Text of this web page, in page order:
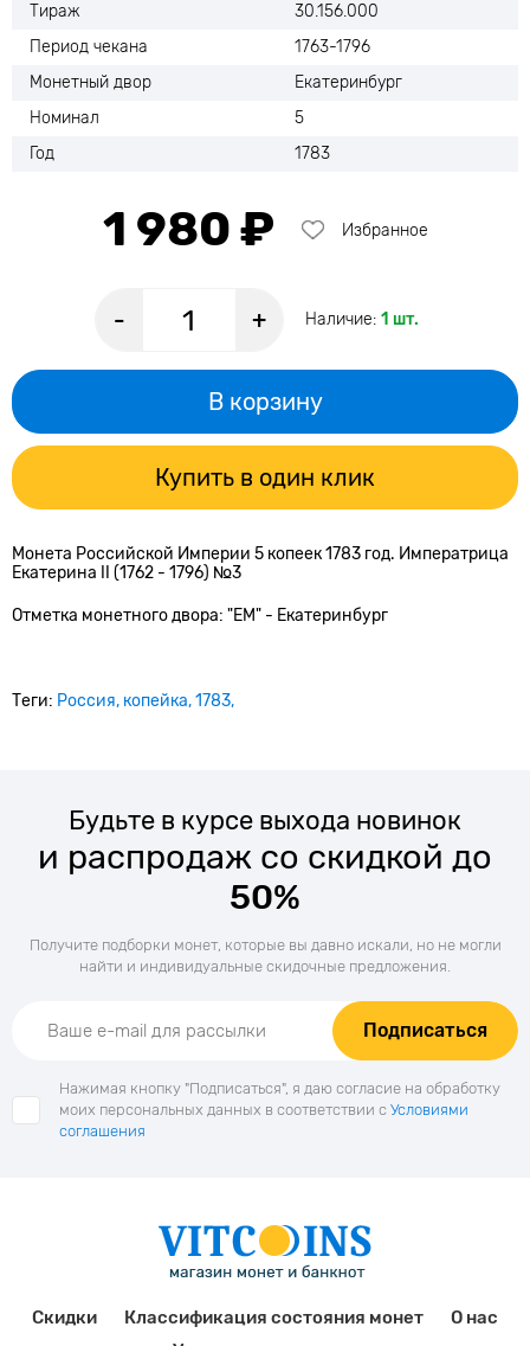
Тираж
30.156.000
Период чекана
1763-1796
Монетный двор
Екатеринбург
Номинал
5
Год
1783
1 980 ₽ Избранное
- + Наличие: 1 шт.
В корзину
Купить в один клик
Монета Российской Империи 5 копеек 1783 год. Императрица
Екатерина II (1762 - 1796) №3
Отметка монетного двора: "ЕМ" - Екатеринбург
Теги: Россия копейка 1783
Будьте в курсе выхода новинок
и распродаж со скидкой до
50%
Получите подборки монет, которые вы давно искали, но не могли
найти и индивидуальные скидочные предложения.
Подписаться
Нажимая кнопку "Подписаться", я даю согласие на обработку
моих персональных данных в соответствии с Условиями
соглашения
Скидки Классификация состояния монет
О нас